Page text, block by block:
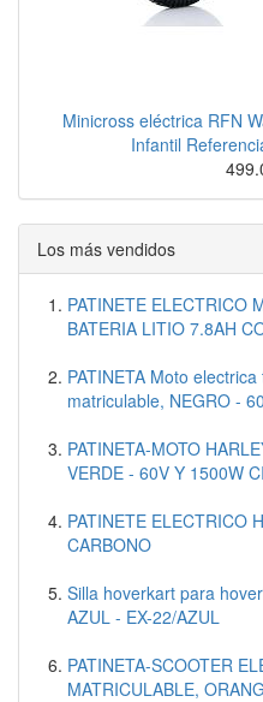
Minicross eléctrica RFN
Infantil
Los más vendidos
PATINETE ELECTRICO
BATERIA LITIO 7.8AH
PATINETA Moto
matriculable, NEGRO -
PATINETA-MOTO
VERDE - 60V Y 1500W
PATINETE ELECTRICO
CARBONO
Silla hoverkart para
AZUL - EX-22/AZUL
PATINETA-SCOOTER
MATRICULABLE,